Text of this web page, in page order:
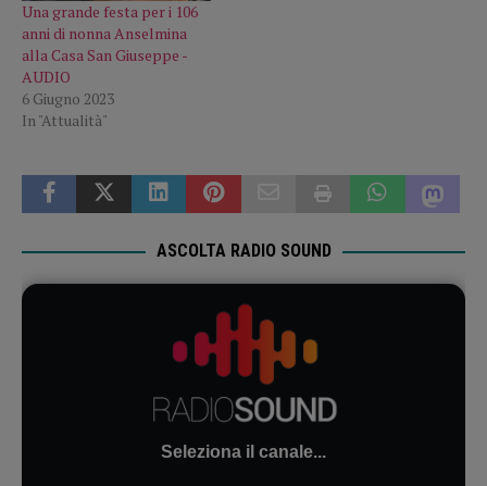
Una grande festa per i 106
anni di nonna Anselmina
alla Casa San Giuseppe -
AUDIO
6 Giugno 2023
In "Attualità"
ASCOLTA RADIO SOUND
Seleziona il canale...